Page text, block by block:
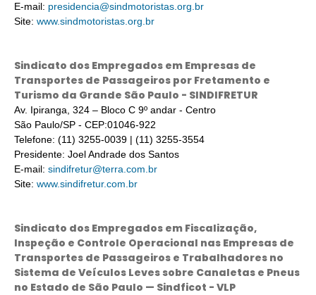
E-mail: presidencia@sindmotoristas.org.br
Site: www.sindmotoristas.org.br
Sindicato dos Empregados em Empresas de
Transportes de Passageiros por Fretamento e
Turismo da Grande São Paulo - SINDIFRETUR
Av. Ipiranga, 324 – Bloco C 9º andar - Centro
São Paulo/SP - CEP:01046-922
Telefone: (11) 3255-0039 | (11) 3255-3554
Presidente: Joel Andrade dos Santos
E-mail: sindifretur@terra.com.br
Site: www.sindifretur.com.br
Sindicato dos Empregados em Fiscalização,
Inspeção e Controle Operacional nas Empresas de
Transportes de Passageiros e Trabalhadores no
Sistema de Veículos Leves sobre Canaletas e Pneus
no Estado de São Paulo — Sindficot - VLP